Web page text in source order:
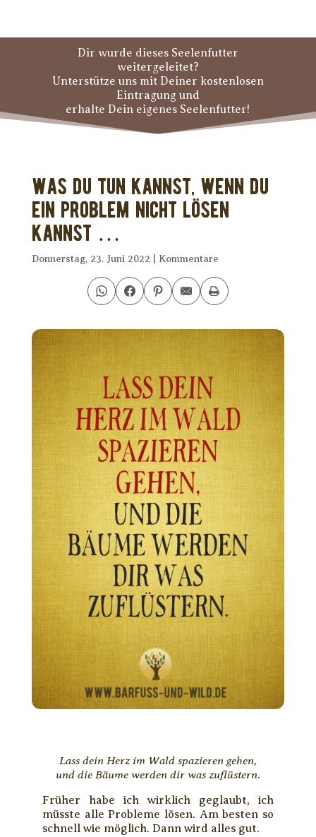
Dir wurde dieses Seelenfutter
weitergeleitet?
Unterstütze uns mit Deiner kostenlosen
Eintragung und
erhalte Dein eigenes Seelenfutter!
Was Du tun kannst, wenn Du
ein Problem nicht lösen
kannst …
Donnerstag, 23. Juni 2022 Kommentare
Lass dein Herz im Wald spazieren gehen,
und die Bäume werden dir was zuflüstern.
Früher habe ich wirklich geglaubt, ich
müsste alle Probleme lösen. Am besten so
schnell wie möglich. Dann wird alles gut.